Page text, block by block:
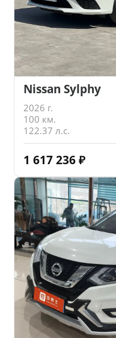
Nissan Sylphy
2026 г.
100 км.
122.37 л.с.
1 617 236 ₽